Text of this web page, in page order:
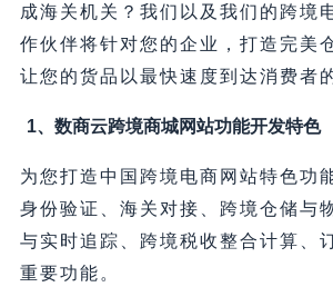
成海关机关？我们以及我们的跨境
作伙伴将针对您的企业，打造完美
让您的货品以最快速度到达消费者
1、数商云跨境商城网站功能开发特色
为您打造中国跨境电商网站特色功
身份验证、海关对接、跨境仓储与
与实时追踪、跨境税收整合计算、
重要功能。